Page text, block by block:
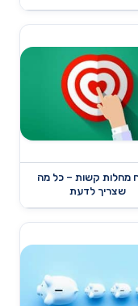
מחלות קשות – כל מה
שצריך לדעת